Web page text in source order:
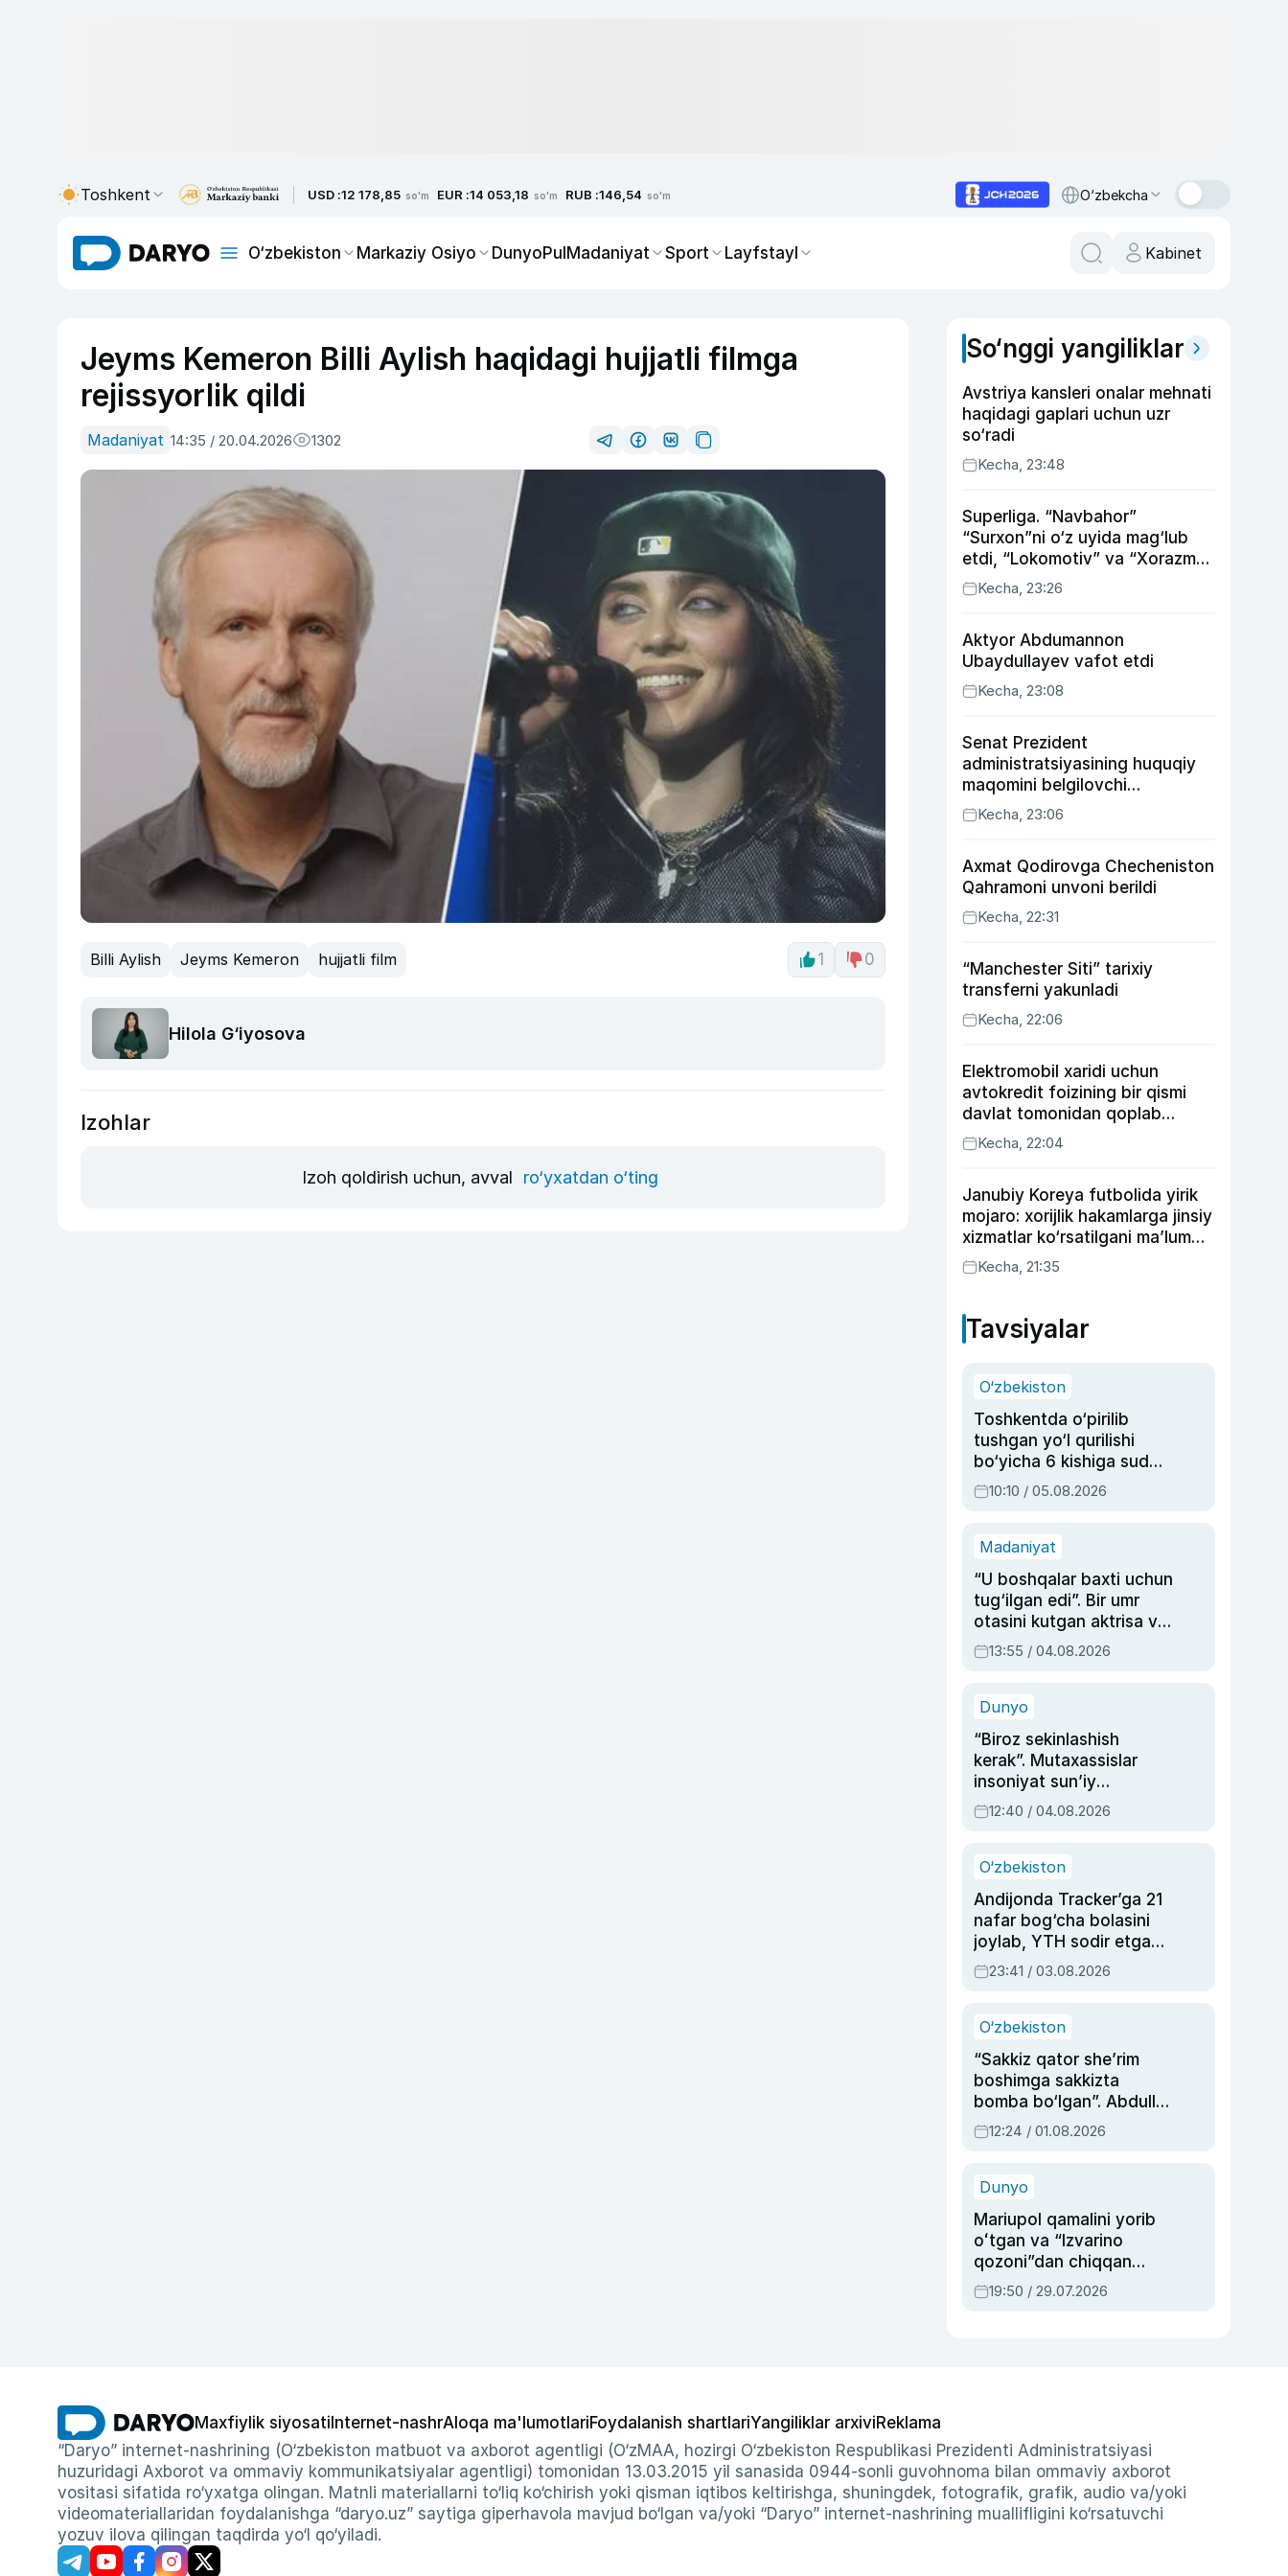
Toshkent USD :12 178,85 so'm EUR :14 053,18 so'm RUB :146,54 so'm O‘zbekcha
O‘zbekiston Markaziy Osiyo DunyoPulMadaniyat Sport Layfstayl Kabinet
Jeyms Kemeron Billi Aylish haqidagi hujjatli filmga
rejissyorlik qildi
Madaniyat 14:35 / 20.04.2026 1302
Billi Aylish Jeyms Kemeron hujjatli film 1 0
Hilola G‘iyosova
Izohlar
Izoh qoldirish uchun, avval ro‘yxatdan o‘ting
So‘nggi yangiliklar
Avstriya kansleri onalar mehnati
haqidagi gaplari uchun uzr
so‘radi
Kecha, 23:48
Superliga. “Navbahor”
“Surxon”ni o‘z uyida mag‘lub
etdi, “Lokomotiv” va “Xorazm”
uyda g‘alaba qozondi
Kecha, 23:26
Aktyor Abdu­mannon
Ubaydullayev vafot etdi
Kecha, 23:08
Senat Prezident
administratsiyasining huquqiy
maqomini belgilovchi
konstitutsiyaviy qonunni
ma’qulladi
Kecha, 23:06
Axmat Qodirovga Checheniston
Qahramoni unvoni berildi
Kecha, 22:31
“Manchester Siti” tarixiy
transferni yakunladi
Kecha, 22:06
Elektromobil xaridi uchun
avtokredit foizining bir qismi
davlat tomonidan qoplab
berilishi mumkin
Kecha, 22:04
Janubiy Koreya futbolida yirik
mojaro: xorijlik hakamlarga jinsiy
xizmatlar ko‘rsatilgani ma’lum
qilindi
Kecha, 21:35
Tavsiyalar
O‘zbekiston
Toshkentda o‘pirilib
tushgan yo‘l qurilishi
bo‘yicha 6 kishiga sud
hukmi o‘qildi
10:10 / 05.08.2026
Madaniyat
“U boshqalar baxti uchun
tug‘ilgan edi”. Bir umr
otasini kutgan aktrisa va
dublyaj ustasi Rimma
Ahmedovaning
13:55 / 04.08.2026
Dunyo
“Biroz sekinlashish
kerak”. Mutaxassislar
insoniyat sun’iy
intellektni boshqara
olmay qolishidan xavotir
12:40 / 04.08.2026
O‘zbekiston
Andijonda Tracker’ga 21
nafar bog‘cha bolasini
joylab, YTH sodir etgan
ayolga sud hukmi o‘qildi
23:41 / 03.08.2026
O‘zbekiston
“Sakkiz qator she’rim
boshimga sakkizta
bomba bo‘lgan”. Abdulla
Oripovni siyosiy
ayblovlardan asrab
12:24 / 01.08.2026
Dunyo
Mariupol qamalini yorib
oʻtgan va “Izvarino
qozoni”dan chiqqan
qahramon — Ukraina
armiyasi bosh
19:50 / 29.07.2026
Maxfiylik siyosati Internet-nashrAloqa ma'lumotlariFoydalanish shartlariYangiliklar arxiviReklama
“Daryo” internet-nashrining (O‘zbekiston matbuot va axborot agentligi (O‘zMAA, hozirgi O‘zbekiston Respublikasi Prezidenti Administratsiyasi
huzuridagi Axborot va ommaviy kommunikatsiyalar agentligi) tomonidan 13.03.2015 yil sanasida 0944-sonli guvohnoma bilan ommaviy axborot
vositasi sifatida ro‘yxatga olingan. Matnli materiallarni to‘liq ko‘chirish yoki qisman iqtibos keltirishga, shuningdek, fotografik, grafik, audio va/yoki
videomateriallaridan foydalanishga “daryo.uz” saytiga giperhavola mavjud bo‘lgan va/yoki “Daryo” internet-nashrining muallifligini ko‘rsatuvchi
yozuv ilova qilingan taqdirda yo‘l qo‘yiladi.